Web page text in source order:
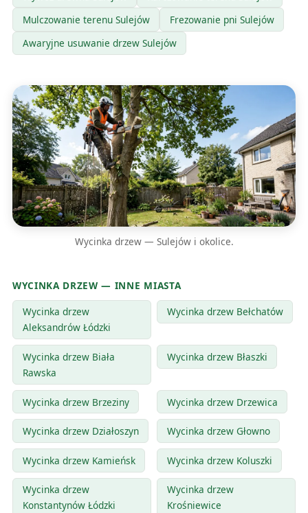
Mulczowanie terenu Sulejów
Frezowanie pni Sulejów
Awaryjne usuwanie drzew Sulejów
Wycinka drzew — Sulejów i okolice.
WYCINKA DRZEW — INNE MIASTA
Wycinka drzew
Aleksandrów Łódzki
Wycinka drzew Bełchatów
Wycinka drzew Biała
Rawska
Wycinka drzew Błaszki
Wycinka drzew Brzeziny Wycinka drzew Drzewica
Wycinka drzew Działoszyn Wycinka drzew Głowno
Wycinka drzew Kamieńsk Wycinka drzew Koluszki
Wycinka drzew
Konstantynów Łódzki
Wycinka drzew
Krośniewice